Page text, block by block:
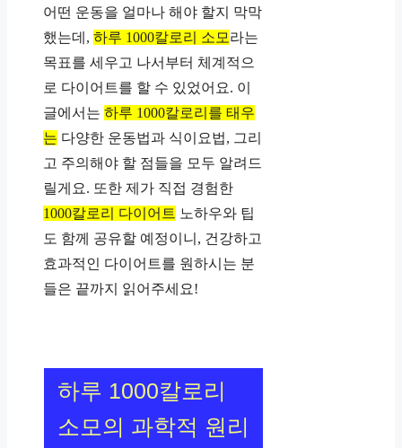
어떤 운동을 얼마나 해야 할지 막막
했는데, 하루 1000칼로리 소모 라는
목표를 세우고 나서부터 체계적으
로 다이어트를 할 수 있었어요. 이
글에서는 하루 1000칼로리를 태우
는 다양한 운동법과 식이요법, 그리
고 주의해야 할 점들을 모두 알려드
릴게요. 또한 제가 직접 경험한
1000칼로리 다이어트 노하우와 팁
도 함께 공유할 예정이니, 건강하고
효과적인 다이어트를 원하시는 분
들은 끝까지 읽어주세요!
하루 1000칼로리
소모의 과학적 원리